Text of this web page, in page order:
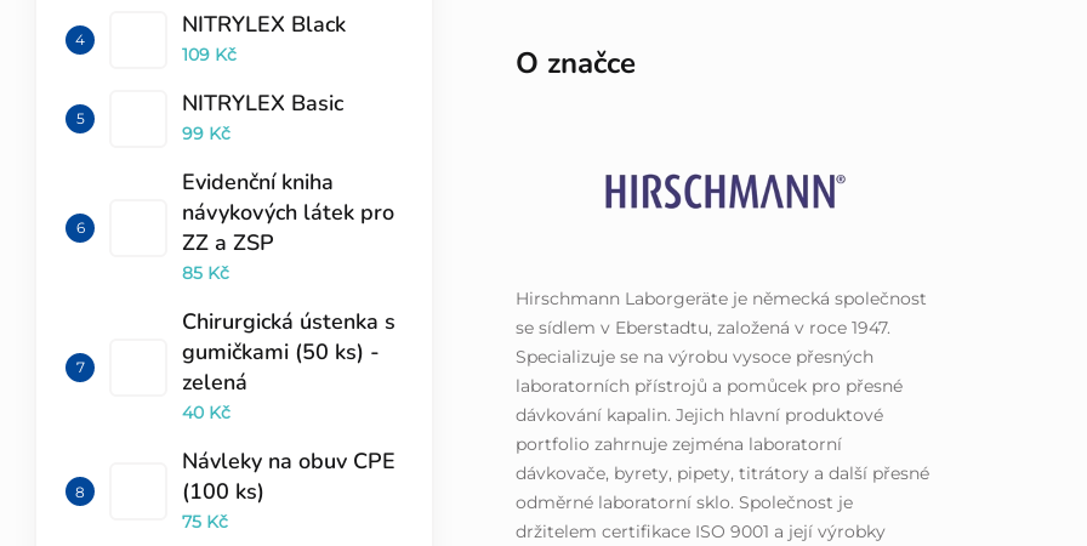
NITRYLEX Black
109 Kč
NITRYLEX Basic
99 Kč
Evidenční kniha
návykových látek pro
ZZ a ZSP
85 Kč
Chirurgická ústenka s
gumičkami (50 ks) -
zelená
40 Kč
Návleky na obuv CPE
(100 ks)
75 Kč
O značce
Hirschmann Laborgeräte je německá společnost
se sídlem v Eberstadtu, založená v roce 1947.
Specializuje se na výrobu vysoce přesných
laboratorních přístrojů a pomůcek pro přesné
dávkování kapalin. Jejich hlavní produktové
portfolio zahrnuje zejména laboratorní
dávkovače, byrety, pipety, titrátory a další přesné
odměrné laboratorní sklo. Společnost je
držitelem certifikace ISO 9001 a její výrobky